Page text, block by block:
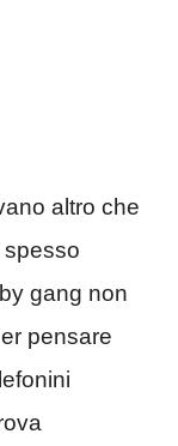
altro che
spesso
gang non
pensare